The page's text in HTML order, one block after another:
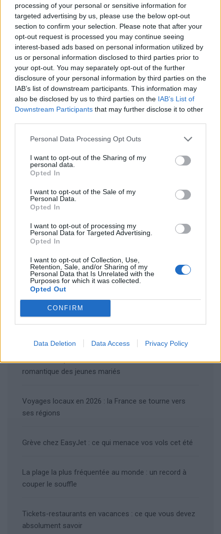
processing of your personal or sensitive information for
targeted advertising by us, please use the below opt-out
section to confirm your selection. Please note that after your
opt-out request is processed you may continue seeing
interest-based ads based on personal information utilized by
us or personal information disclosed to third parties prior to
your opt-out. You may separately opt-out of the further
disclosure of your personal information by third parties on the
IAB’s list of downstream participants. This information may
also be disclosed by us to third parties on the IAB’s List of
Downstream Participants that may further disclose it to other
Personal Data Processing Opt Outs
I want to opt-out of the Sharing of my
personal data.
Opted In
I want to opt-out of the Sale of my
Personal Data.
Opted In
I want to opt-out of processing my
Personal Data for Targeted Advertising.
Opted In
I want to opt-out of Collection, Use,
Retention, Sale, and/or Sharing of my
Personal Data that Is Unrelated with the
Purposes for which it was collected.
Opted Out
CONFIRM
Data Deletion Data Access Privacy Policy
Translation
Nom*
Enregistrer mon nom, mon e-mail et mon site dans le
navigateur pour mon prochain commentaire.
Rechercher
Articles récents
Les îles européennes, la nouvelle tendance
romantique des jeunes mariés
Voyages locaux en 2026 : la France se tourne vers
ses régions
Grève chez EasyJet : ce qui menace vos vols cet été
La plage la plus fréquentée au monde : un record à
couper le souffle
Tickets-restaurants en vacances : ce que vous devez
absolument savoir